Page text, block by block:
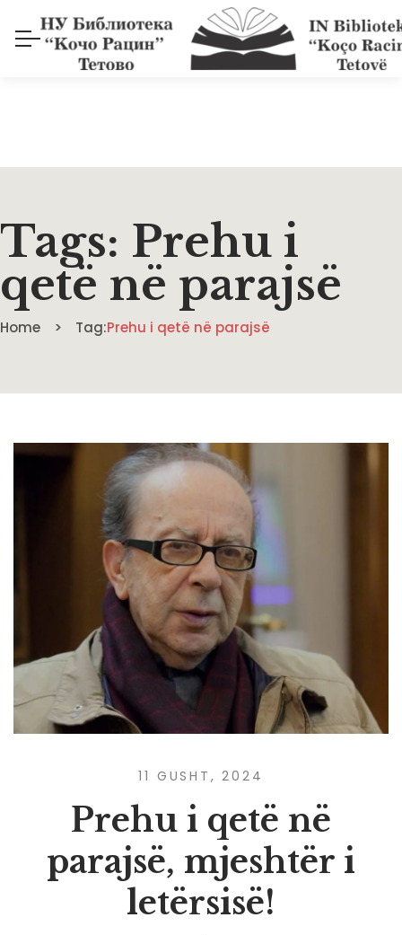
Tags: Prehu i
qetë në parajsë
Home Tag:Prehu i qetë në parajsë
11 GUSHT, 2024
Prehu i qetë në
parajsë, mjeshtër i
letërsisë!